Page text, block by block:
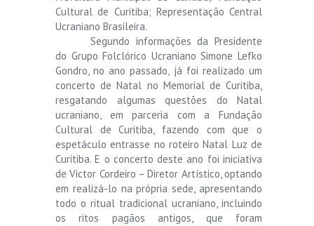
Cultural de Curitiba; Representação Central
Ucraniano Brasileira.
Segundo informações da Presidente
do Grupo Folclórico Ucraniano Simone Lefko
Gondro, no ano passado, já foi realizado um
concerto de Natal no Memorial de Curitiba,
resgatando algumas questões do Natal
ucraniano, em parceria com a Fundação
Cultural de Curitiba, fazendo com que o
espetáculo entrasse no roteiro Natal Luz de
Curitiba. E o concerto deste ano foi iniciativa
de Victor Cordeiro – Diretor Artístico, optando
em realizá-lo na própria sede, apresentando
todo o ritual tradicional ucraniano, incluindo
os ritos pagãos antigos, que foram